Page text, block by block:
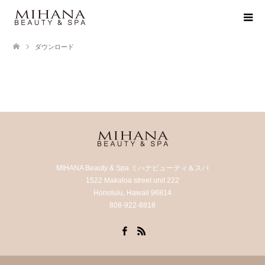
ダウンロード
MIHANA Beauty & Spa ミハナビューティ＆スパ
1522 Makaloa street unit 222
Honolulu, Hawaii 96814
808-922-8818